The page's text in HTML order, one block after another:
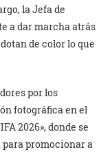
la Jefa de
a dar marcha atrás
de color lo que
por los
fotográfica en el
2026», donde se
promocionar a